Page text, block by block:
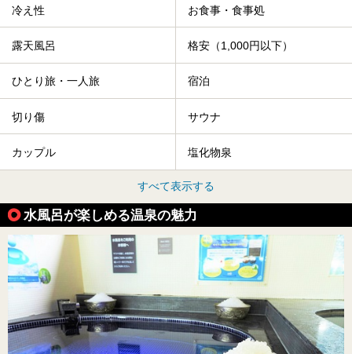
冷え性 お食事・食事処
露天風呂 格安（1,000円以下）
ひとり旅・一人旅 宿泊
切り傷 サウナ
カップル 塩化物泉
すべて表示する
水風呂が楽しめる温泉の魅力